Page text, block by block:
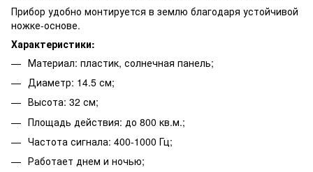
Прибор удобно монтируется в землю благодаря устойчивой
ножке-основе.
Характеристики:
Материал: пластик, солнечная панель;
Диаметр: 14.5 см;
Высота: 32 см;
Площадь действия: до 800 кв.м.;
Частота сигнала: 400-1000 Гц;
Работает днем и ночью;